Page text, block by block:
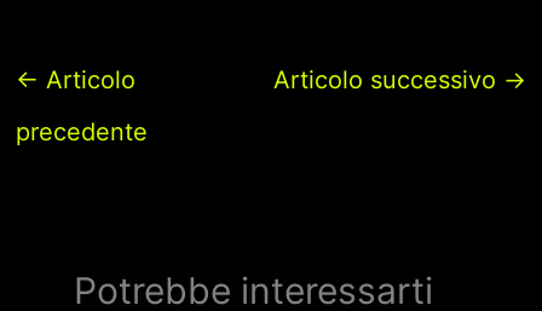
← Articolo
precedente
Articolo successivo →
Potrebbe interessarti